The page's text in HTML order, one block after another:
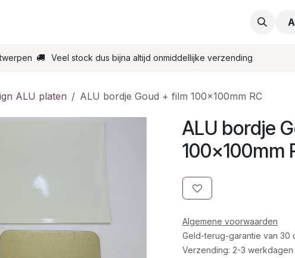
Startpagina
Veel stock dus bijna altijd onmiddellijke verzending
ALU platen ALU bordje Goud + film 100x100mm RC
ALU bordje
100x100mm
Algemene voorwaarden
Geld-terug-garantie van 30
Verzending: 2-3 werkdagen